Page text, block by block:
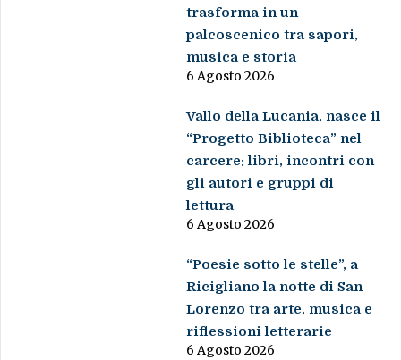
trasforma in un
palcoscenico tra sapori,
musica e storia
6 Agosto 2026
Vallo della Lucania, nasce il
“Progetto Biblioteca” nel
carcere: libri, incontri con
gli autori e gruppi di
lettura
6 Agosto 2026
“Poesie sotto le stelle”, a
Ricigliano la notte di San
Lorenzo tra arte, musica e
riflessioni letterarie
6 Agosto 2026